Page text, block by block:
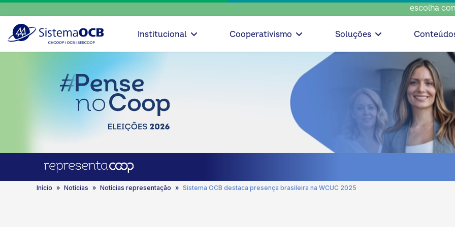
escolha consciente,
Institucional Cooperativismo Soluções
Início Notícias Notícias representação Sistema OCB destaca presença brasileira na WCUC 2025